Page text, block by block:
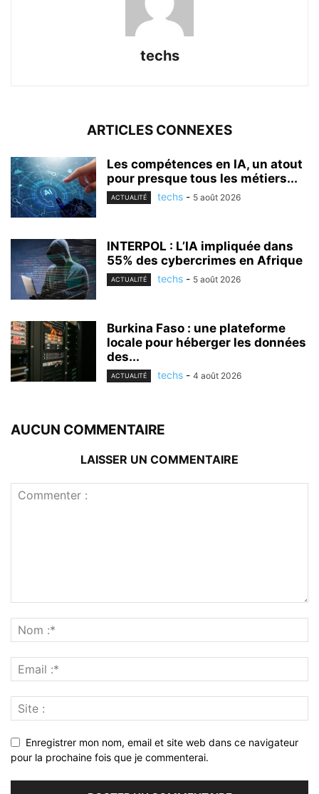
techs
ARTICLES CONNEXES
Les compétences en IA, un atout
pour presque tous les métiers...
ACTUALITÉ techs - 5 août 2026
INTERPOL : L’IA impliquée dans
55% des cybercrimes en Afrique
ACTUALITÉ techs - 5 août 2026
Burkina Faso : une plateforme
locale pour héberger les données
des...
ACTUALITÉ techs - 4 août 2026
AUCUN COMMENTAIRE
LAISSER UN COMMENTAIRE
Enregistrer mon nom, email et site web dans ce navigateur
pour la prochaine fois que je commenterai.